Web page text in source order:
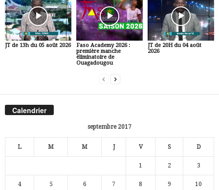
JT de 13h du 05 août 2026
Faso Academy 2026 :
première manche
éliminatoire de
Ouagadougou
JT de 20H du 04 août
2026
Calendrier
septembre 2017
L M M J V S D
1 2 3
4 5 6 7 8 9 10